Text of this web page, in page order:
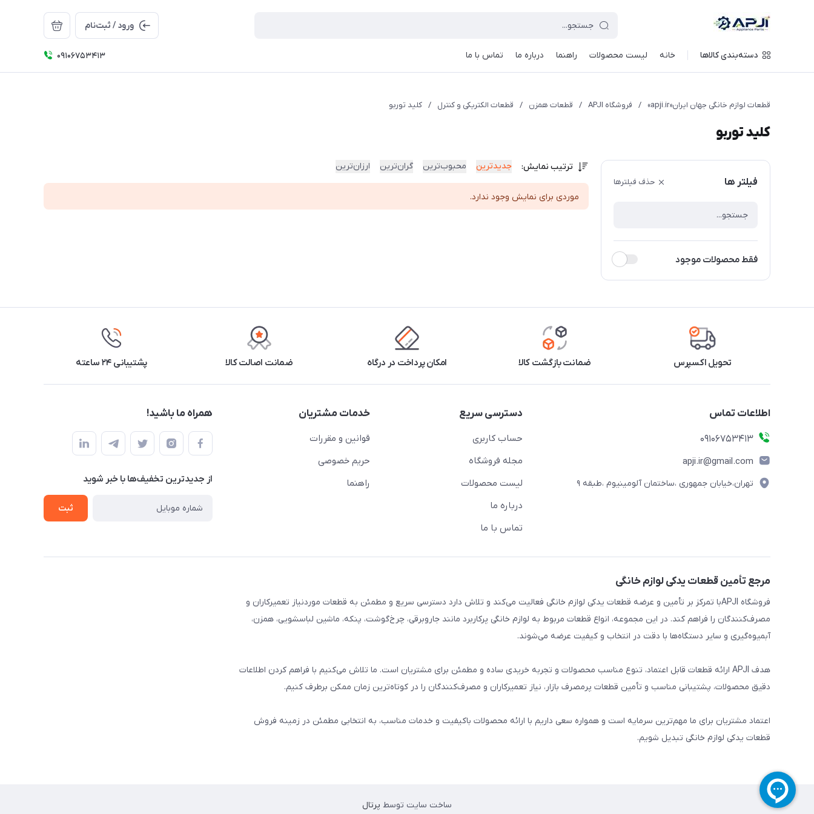
ورود / ثبت‌نام
دسته‌بندی کالاها خانه لیست محصولات راهنما درباره ما تماس با ما 09106753413
قطعات لوازم خانگی جهان ایران«apji.ir» / فروشگاه APJI / قطعات همزن / قطعات الکتریکی و کنترل / کلید توربو
کلید توربو
فیلتر ها حذف فیلترها
فقط محصولات موجود
ترتیب نمایش: جدیدترین محبوب‌ترین گران‌ترین ارزان‌ترین
موردی برای نمایش وجود ندارد.
تحویل اکسپرس ضمانت بازگشت کالا امکان پرداخت در درگاه ضمانت اصالت کالا پشتیبانی ۲۴ ساعته
اطلاعات تماس
09106753413
apji.ir@gmail.com
تهران،خیابان جمهوری ،ساختمان آلومینیوم ،طبقه ۹
دسترسی سریع
حساب کاربری
مجله فروشگاه
لیست محصولات
درباره ما
تماس با ما
خدمات مشتریان
قوانین و مقررات
حریم خصوصی
راهنما
همراه ما باشید!
از جدید‌ترین تخفیف‌ها با‌ خبر شوید
ثبت
مرجع تأمین قطعات یدکی لوازم خانگی
فروشگاه APJIبا تمرکز بر تأمین و عرضه قطعات یدکی لوازم خانگی فعالیت می‌کند و تلاش دارد دسترسی سریع و مطمئن به قطعات موردنیاز تعمیرکاران و
مصرف‌کنندگان را فراهم کند. در این مجموعه، انواع قطعات مربوط به لوازم خانگی پرکاربرد مانند جاروبرقی، چرخ‌گوشت، پنکه، ماشین لباسشویی، همزن،
آبمیوه‌گیری و سایر دستگاه‌ها با دقت در انتخاب و کیفیت عرضه می‌شوند.
هدف APJI ارائه قطعات قابل اعتماد، تنوع مناسب محصولات و تجربه خریدی ساده و مطمئن برای مشتریان است. ما تلاش می‌کنیم با فراهم کردن اطلاعات
دقیق محصولات، پشتیبانی مناسب و تأمین قطعات پرمصرف بازار، نیاز تعمیرکاران و مصرف‌کنندگان را در کوتاه‌ترین زمان ممکن برطرف کنیم.
اعتماد مشتریان برای ما مهم‌ترین سرمایه است و همواره سعی داریم با ارائه محصولات باکیفیت و خدمات مناسب، به انتخابی مطمئن در زمینه فروش
قطعات یدکی لوازم خانگی تبدیل شویم.
ساخت سایت توسط پرتال